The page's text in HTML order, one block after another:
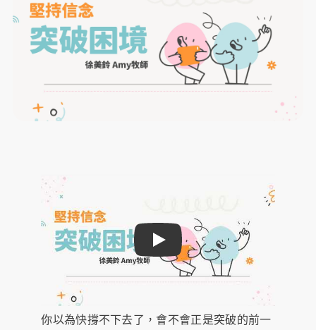
Play
你以為快撐不下去了，會不會正是突破的前一